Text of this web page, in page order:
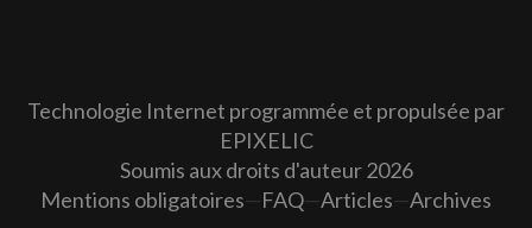
Technologie Internet programmée et propulsée par
EPIXELIC
—
Soumis aux droits d'auteur 2026
—
Mentions obligatoires—FAQ—Articles—Archives